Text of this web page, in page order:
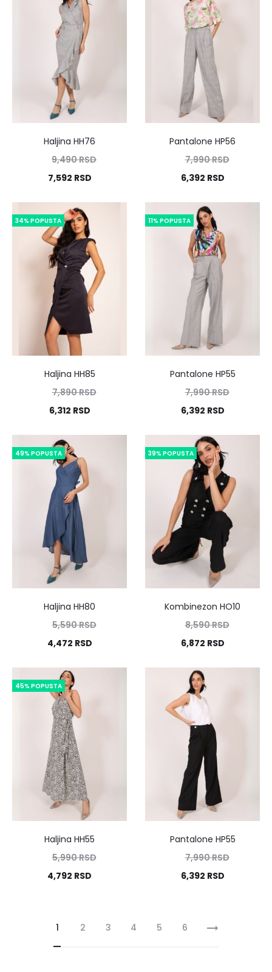
Haljina HH76
9,490RSD
7,592 RSD
Pantalone HP56
7,990RSD
6,392 RSD
34% POPUSTA
Haljina HH85
7,890RSD
6,312 RSD
11% POPUSTA
Pantalone HP55
7,990RSD
6,392 RSD
49% POPUSTA
Haljina HH80
5,590RSD
4,472 RSD
39% POPUSTA
Kombinezon HO10
8,590RSD
6,872 RSD
45% POPUSTA
Haljina HH55
5,990RSD
4,792 RSD
Pantalone HP55
7,990RSD
6,392 RSD
1 2 3 4 5 6